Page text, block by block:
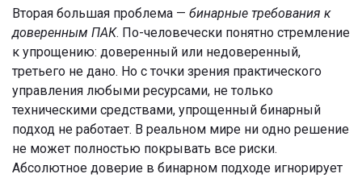
Вторая большая проблема — бинарные требования к
доверенным ПАК. По-человечески понятно стремление
к упрощению: доверенный или недоверенный,
третьего не дано. Но с точки зрения практического
управления любыми ресурсами, не только
техническими средствами, упрощенный бинарный
подход не работает. В реальном мире ни одно решение
не может полностью покрывать все риски.
Абсолютное доверие в бинарном подходе игнорирует